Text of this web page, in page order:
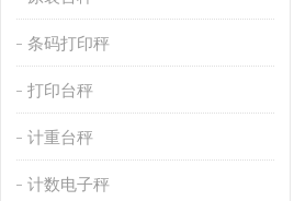
条码打印秤
打印台秤
计重台秤
计数电子秤